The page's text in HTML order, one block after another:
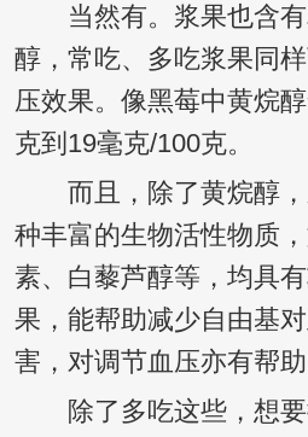
当然有。浆果也含有
醇，常吃、多吃浆果同
压效果。像黑莓中黄烷
克到19毫克/100克。
而且，除了黄烷醇，
种丰富的生物活性物质
素、白藜芦醇等，均具
果，能帮助减少自由基
害，对调节血压亦有帮助
除了多吃这些，想要